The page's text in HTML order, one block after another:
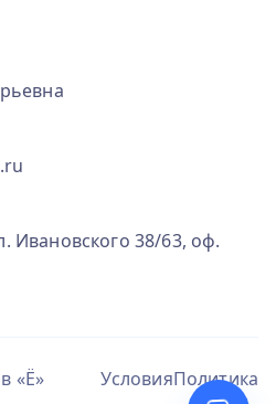
Ивановского 38/63, оф.
«Ё» УсловияПолитика